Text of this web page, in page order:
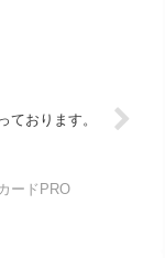
ております。
ードPRO